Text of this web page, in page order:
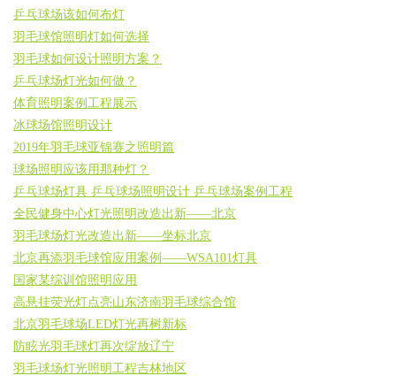
乒乓球场该如何布灯
羽毛球馆照明灯如何选择
羽毛球如何设计照明方案？
乒乓球场灯光如何做？
体育照明案例工程展示
冰球场馆照明设计
2019年羽毛球亚锦赛之照明篇
球场照明应该用那种灯？
乒乓球场灯具 乒乓球场照明设计 乒乓球场案例工程
全民健身中心灯光照明改造出新——北京
羽毛球场灯光改造出新——坐标北京
北京再添羽毛球馆应用案例——WSA101灯具
国家某综训馆照明应用
高悬挂荧光灯点亮山东济南羽毛球综合馆
北京羽毛球场LED灯光再树新标
防眩光羽毛球灯再次绽放辽宁
羽毛球场灯光照明工程吉林地区